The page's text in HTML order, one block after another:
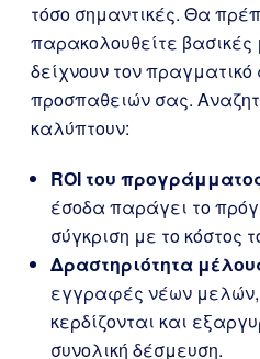
τόσο σημαντικές. Θα
παρακολουθείτε βασικές
δείχνουν τον πραγματικό
προσπαθειών σας.
καλύπτουν:
ROI του
έσοδα παράγει το
σύγκριση με το κόστος
Δραστηριότητα
εγγραφές νέων μελών,
κερδίζονται και
συνολική δέσμευση.